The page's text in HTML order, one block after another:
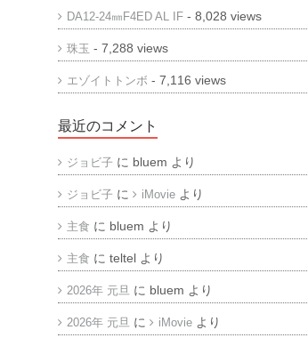
DA12-24㎜F4ED AL IF - 8,028 views
珠玉 - 7,288 views
エゾイトトンボ - 7,116 views
最近のコメント
ジョビ子 に bluem より
ジョビ子 に iMovie より
主食 に bluem より
主食 にteltel より
2026年 元旦 に bluem より
2026年 元旦 に iMovie より